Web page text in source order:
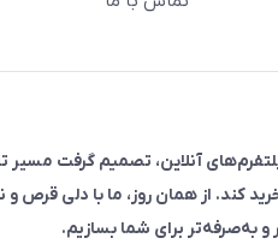
تجربه فروش در پلتفرم‌های آنلاین، تصمیم
کند. از همان روز، ما با دلی قرص
و به‌صرفه‌تر برای شما بسازیم.